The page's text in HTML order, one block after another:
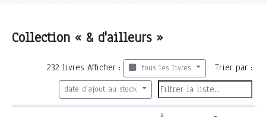
Collection « & d'ailleurs »
232 livresAfficher : tous les livres Trier par :
date d'ajout au stock